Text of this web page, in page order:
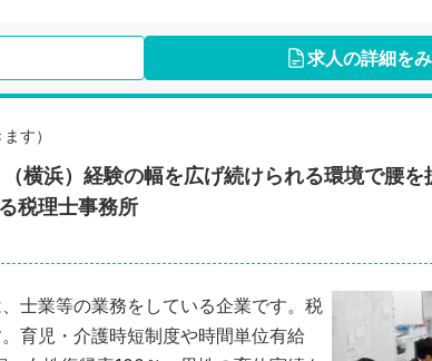
求人の詳細を
す）
横浜）経験の幅を広げ続けられる環境で腰
税理士事務所
士業等の業務をしている企業です。税
育児・介護時短制度や時間単位有給